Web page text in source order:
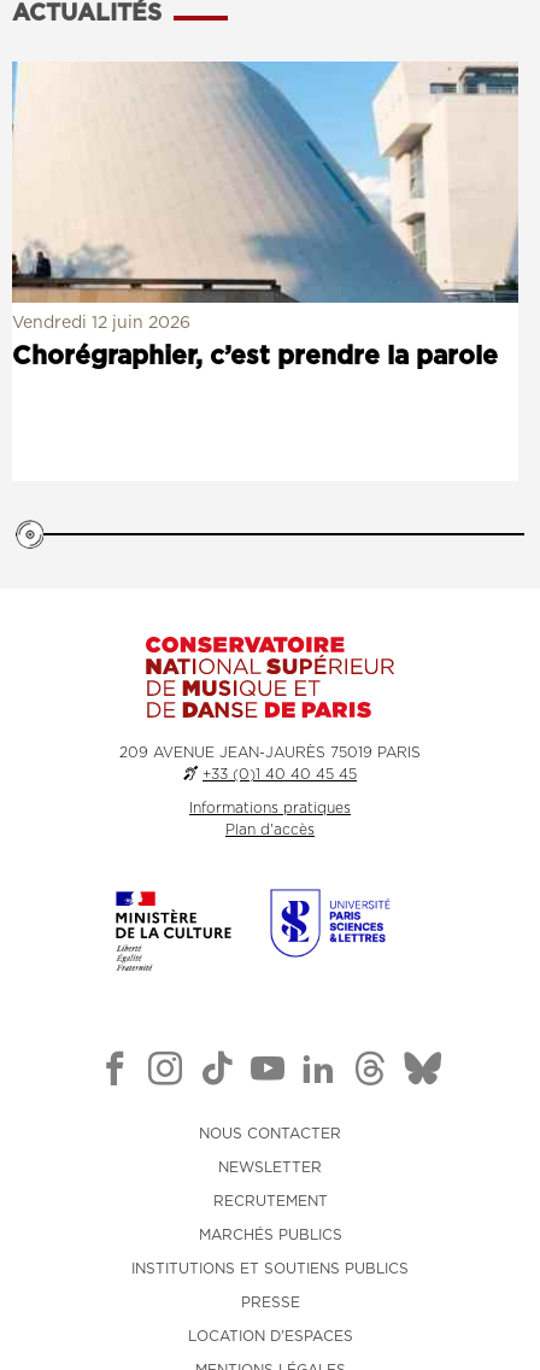
ACTUALITÉS
Vendredi 12 juin 2026
Chorégraphier, c’est prendre la parole
209 AVENUE JEAN-JAURÈS 75019 PARIS
+33 (0)1 40 40 45 45
Informations pratiques
Plan d'accès
NOUS CONTACTER
NEWSLETTER
RECRUTEMENT
MARCHÉS PUBLICS
INSTITUTIONS ET SOUTIENS PUBLICS
PRESSE
LOCATION D'ESPACES